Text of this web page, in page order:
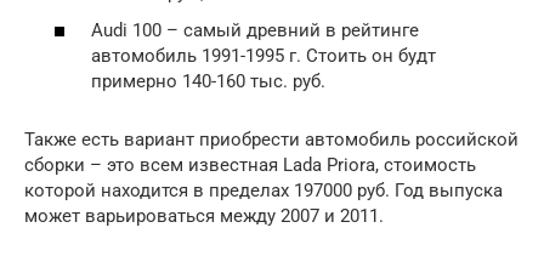
Audi 100 – самый древний в рейтинге
автомобиль 1991-1995 г. Стоить он будт
примерно 140-160 тыс. руб.
Также есть вариант приобрести автомобиль российской
сборки – это всем известная Lada Priora, стоимость
которой находится в пределах 197000 руб. Год выпуска
может варьироваться между 2007 и 2011.